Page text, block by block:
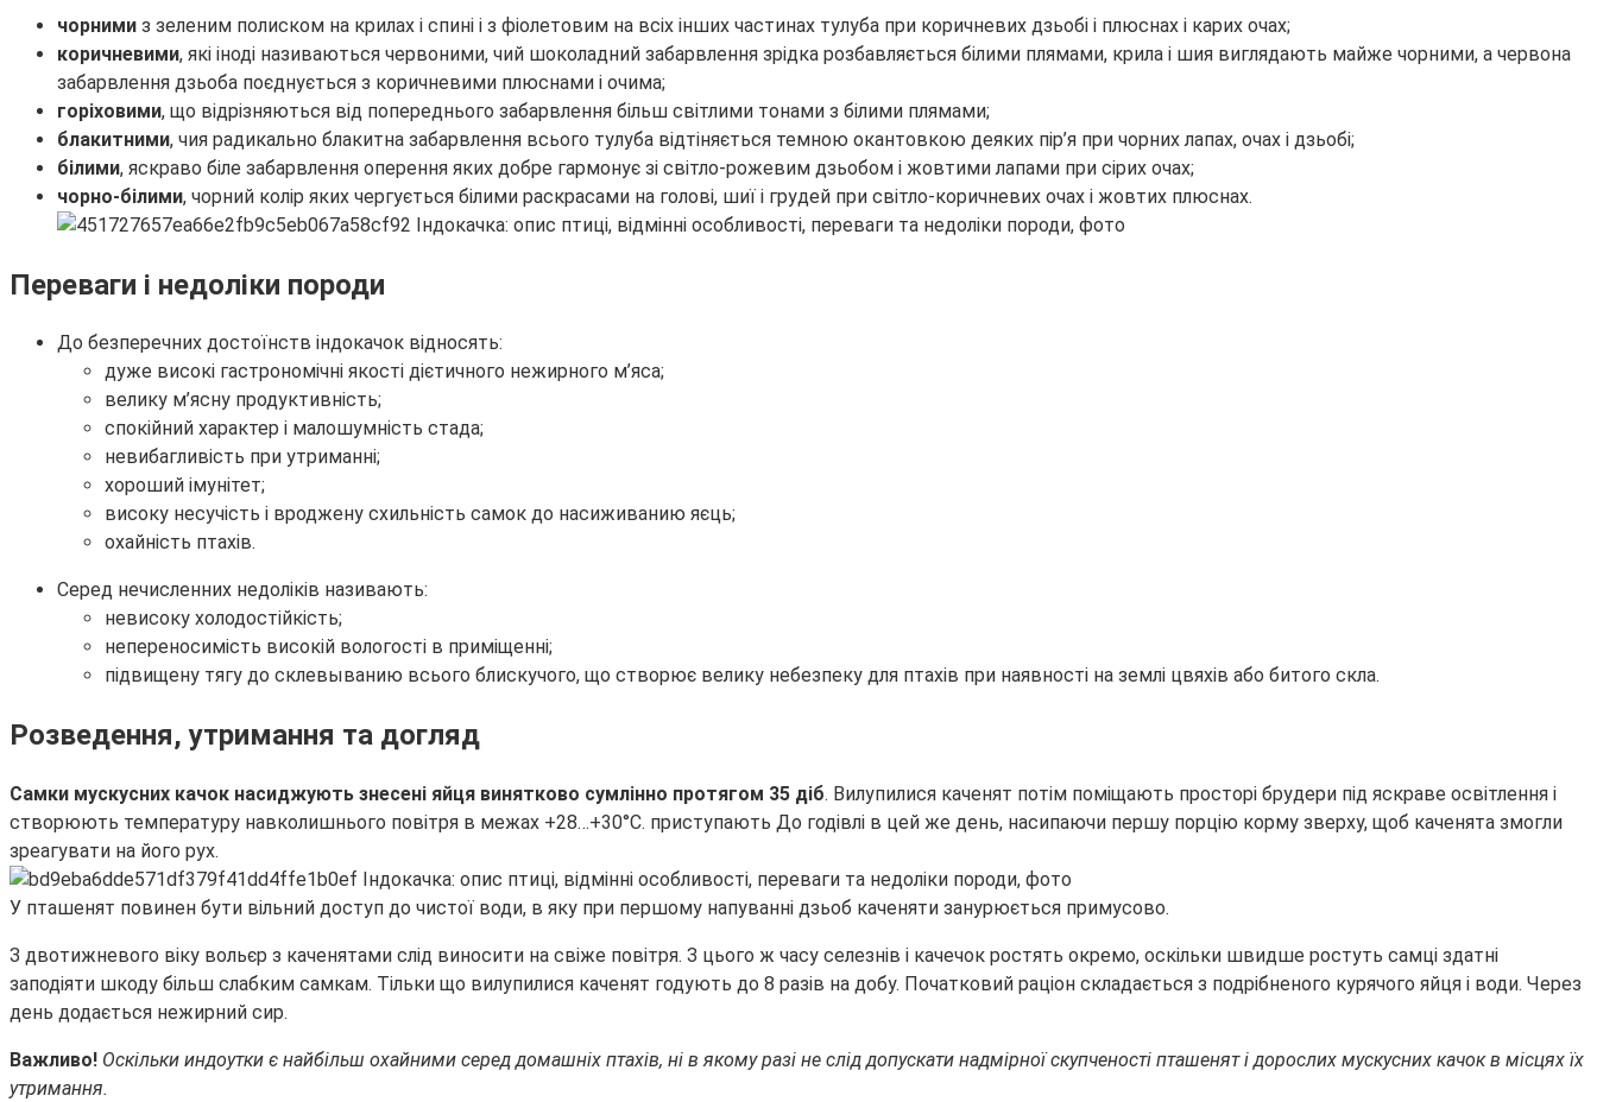
чорними з зеленим полиском на крилах і спині і з фіолетовим на всіх інших частинах тулуба при коричневих дзьобі і плюснах і карих очах;
коричневими, які іноді називаються червоними, чий шоколадний забарвлення зрідка розбавляється білими плямами, крила і шия виглядають майже чорними, а червона
забарвлення дзьоба поєднується з коричневими плюснами і очима;
горіховими, що відрізняються від попереднього забарвлення більш світлими тонами з білими плямами;
блакитними, чия радикально блакитна забарвлення всього тулуба відтіняється темною окантовкою деяких пір’я при чорних лапах, очах і дзьобі;
білими, яскраво біле забарвлення оперення яких добре гармонує зі світло-рожевим дзьобом і жовтими лапами при сірих очах;
чорно-білими, чорний колір яких чергується білими раскрасами на голові, шиї і грудей при світло-коричневих очах і жовтих плюснах.
Переваги і недоліки породи
До безперечних достоїнств індокачок відносять:
дуже високі гастрономічні якості дієтичного нежирного м’яса;
велику м’ясну продуктивність;
спокійний характер і малошумність стада;
невибагливість при утриманні;
хороший імунітет;
високу несучість і вроджену схильність самок до насиживанию яєць;
охайність птахів.
Серед нечисленних недоліків називають:
невисоку холодостійкість;
непереносимість високій вологості в приміщенні;
підвищену тягу до склевыванию всього блискучого, що створює велику небезпеку для птахів при наявності на землі цвяхів або битого скла.
Розведення, утримання та догляд
Самки мускусних качок насиджують знесені яйця винятково сумлінно протягом 35 діб. Вилупилися каченят потім поміщають просторі брудери під яскраве освітлення і
створюють температуру навколишнього повітря в межах +28…+30°С. приступають До годівлі в цей же день, насипаючи першу порцію корму зверху, щоб каченята змогли
зреагувати на його рух.
У пташенят повинен бути вільний доступ до чистої води, в яку при першому напуванні дзьоб каченяти занурюється примусово.
З двотижневого віку вольєр з каченятами слід виносити на свіже повітря. З цього ж часу селезнів і качечок ростять окремо, оскільки швидше ростуть самці здатні
заподіяти шкоду більш слабким самкам. Тільки що вилупилися каченят годують до 8 разів на добу. Початковий раціон складається з подрібненого курячого яйця і води. Через
день додається нежирний сир.
Важливо! Оскільки индоутки є найбільш охайними серед домашніх птахів, ні в якому разі не слід допускати надмірної скупченості пташенят і дорослих мускусних качок в місцях їх
утримання.